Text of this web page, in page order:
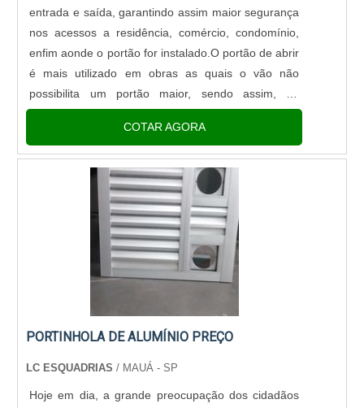
entrada e saída, garantindo assim maior segurança
nos acessos a residência, comércio, condomínio,
enfim aonde o portão for instalado.O portão de abrir
é mais utilizado em obras as quais o vão não
possibilita um portão maior, sendo assim, há
também o portão de duas folhas como o mais
indicado nesses casos,....
COTAR AGORA
PORTINHOLA DE ALUMÍNIO PREÇO
LC ESQUADRIAS / MAUÁ - SP
Hoje em dia, a grande preocupação dos cidadãos